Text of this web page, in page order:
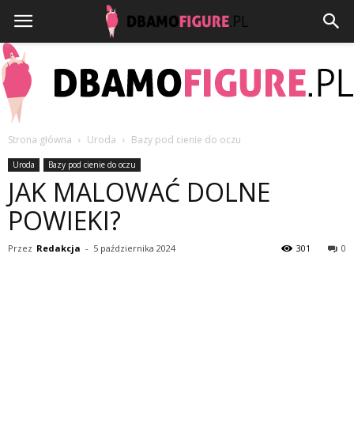
Strona główna Uroda Bazy pod cienie do oczu
Uroda Bazy pod cienie do oczu
JAK MALOWAĆ DOLNE
POWIEKI?
Przez Redakcja - 5 października 2024 0
301